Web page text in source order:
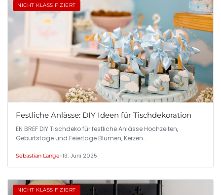
NICHT KLASSIFIZIERT
Festliche Anlässe: DIY Ideen für Tischdekoration
EN BREF DIY Tischdeko für festliche Anlässe Hochzeiten,
Geburtstage und Feiertage Blumen, Kerzen…
Sebastian Lange•13. Juni 2025
NICHT KLASSIFIZIERT